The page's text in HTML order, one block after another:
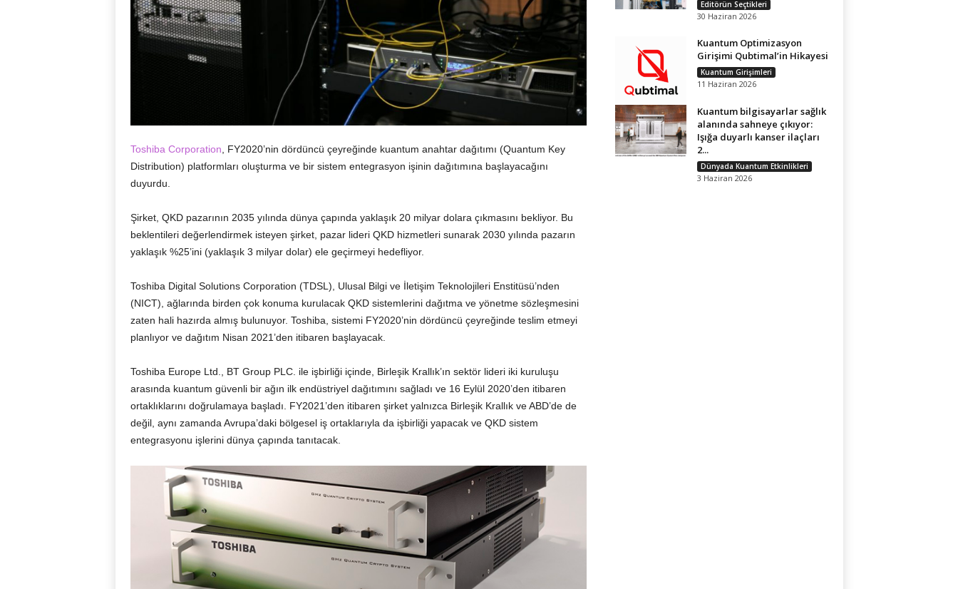
Toshiba Corporation , FY2020’nin dördüncü çeyreğinde kuantum anahtar dağıtımı (Quantum Key
Distribution) platformları oluşturma ve bir sistem entegrasyon işinin dağıtımına başlayacağını
duyurdu.
Şirket, QKD pazarının 2035 yılında dünya çapında yaklaşık 20 milyar dolara çıkmasını bekliyor. Bu
beklentileri değerlendirmek isteyen şirket, pazar lideri QKD hizmetleri sunarak 2030 yılında pazarın
yaklaşık %25’ini (yaklaşık 3 milyar dolar) ele geçirmeyi hedefliyor.
Toshiba Digital Solutions Corporation (TDSL), Ulusal Bilgi ve İletişim Teknolojileri Enstitüsü’nden
(NICT), ağlarında birden çok konuma kurulacak QKD sistemlerini dağıtma ve yönetme sözleşmesini
zaten hali hazırda almış bulunuyor. Toshiba, sistemi FY2020’nin dördüncü çeyreğinde teslim etmeyi
planlıyor ve dağıtım Nisan 2021’den itibaren başlayacak.
Toshiba Europe Ltd., BT Group PLC. ile işbirliği içinde, Birleşik Krallık’ın sektör lideri iki kuruluşu
arasında kuantum güvenli bir ağın ilk endüstriyel dağıtımını sağladı ve 16 Eylül 2020’den itibaren
ortaklıklarını doğrulamaya başladı. FY2021’den itibaren şirket yalnızca Birleşik Krallık ve ABD’de de
değil, aynı zamanda Avrupa’daki bölgesel iş ortaklarıyla da işbirliği yapacak ve QKD sistem
entegrasyonu işlerini dünya çapında tanıtacak.
Editörün Seçtikleri
30 Haziran 2026
Kuantum Optimizasyon
Girişimi Qubtimal’in Hikayesi
Kuantum Girişimleri
11 Haziran 2026
Kuantum bilgisayarlar sağlık
alanında sahneye çıkıyor:
Işığa duyarlı kanser ilaçları
2...
Dünyada Kuantum Etkinlikleri
3 Haziran 2026